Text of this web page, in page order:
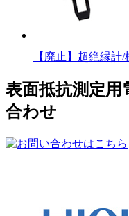
【廃止】超絶縁計
表面抵抗測定用
合わせ